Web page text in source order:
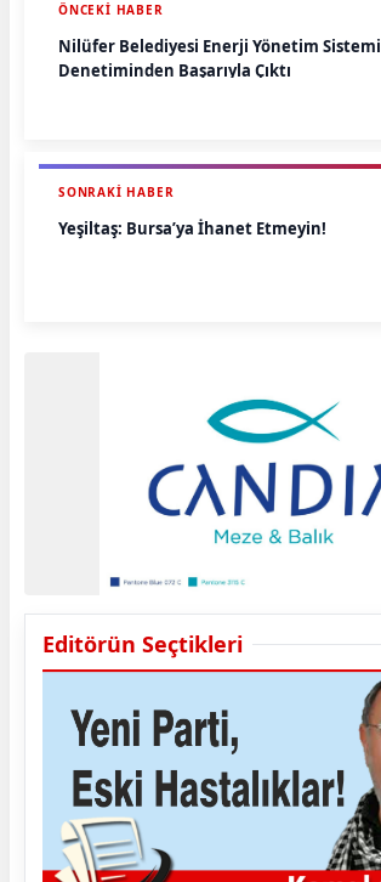
ÖNCEKI HABER
Nilüfer Belediyesi Enerji Yönetim Sistemi
Denetiminden Başarıyla Çıktı
SONRAKI HABER
Yeşiltaş: Bursa’ya İhanet Etmeyin!
Editörün Seçtikleri